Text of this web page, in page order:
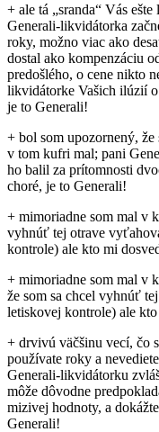
+ ale tá „sranda“ Vás
Generali-likvidátorka
roky, možno viac ako
dostal ako kompenzáciu
predošlého, o cene nikto
likvidátorke Vašich ilúzií
je to Generali!
+ bol som upozornený,
v tom kufri mal; pani
ho balil za prítomnosti
choré, je to Generali!
+ mimoriadne som mal v
vyhnúť tej otrave
kontrole) ale kto mi
+ mimoriadne som mal v
že som sa chcel vyhnúť
letiskovej kontrole) ale
+ drvivú väčšinu vecí, čo
používate roky a
Generali-likvidátorku
môže dôvodne
mizivej hodnoty, a
Generali!